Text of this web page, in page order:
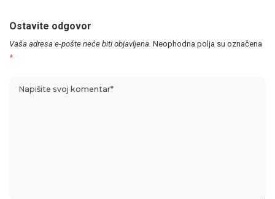
Ostavite odgovor
Vaša adresa e-pošte neće biti objavljena. Neophodna polja su označena
*